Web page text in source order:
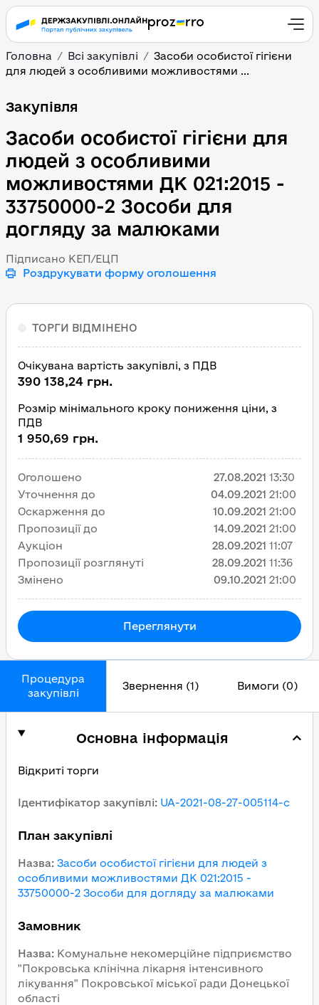
Головна Всі закупівлі
Засоби особистої гігієни
для людей з особливими можливостями ...
Засоби особистої
Закупівля
Засоби особистої гігієни для
людей з особливими
можливостями ДК 021:2015 -
33750000-2 Зособи для
догляду за малюками
Підписано КЕП/ЕЦП
Роздрукувати форму оголошення
Процедура
закупівлі
Звернення (1) Вимоги (0)
Основна інформація
Відкриті торги
Ідентифікатор закупівлі: UA-2021-08-27-005114-c
План закупівлі
Назва: Засоби особистої гігієни для людей з
особливими можливостями ДК 021:2015 -
33750000-2 Зособи для догляду за малюками
Замовник
Назва: Комунальне некомерційне підприємство
"Покровська клінічна лікарня інтенсивного
лікування" Покровської міської ради Донецької
області
ТОРГИ ВІДМІНЕНО
Очікувана вартість закупівлі, з ПДВ
390 138,24 грн.
Розмір мінімального кроку пониження ціни, з
ПДВ
1 950,69 грн.
Оголошено 27.08.2021 13:30
Уточнення до
04.09.2021 21:00
Оскарження до
10.09.2021 21:00
Пропозиції до
14.09.2021 21:00
Аукціон
28.09.2021 11:07
Пропозиції розглянуті
28.09.2021 11:36
Змінено
09.10.2021 21:00
Переглянути